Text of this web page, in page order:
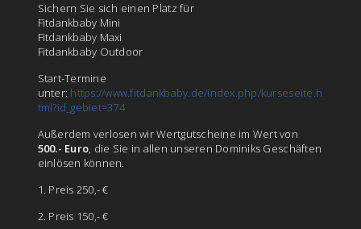
Sichern Sie sich einen Platz für
Fitdankbaby Mini
Fitdankbaby Maxi
Fitdankbaby Outdoor
Start-Termine
unter: https://www.fitdankbaby.de/index.php/kurseseite.h
tml?id_gebiet=374
Außerdem verlosen wir Wertgutscheine im Wert von
500.- Euro, die Sie in allen unseren Dominiks Geschäften
einlösen können.
1. Preis 250,- €
2. Preis 150,- €